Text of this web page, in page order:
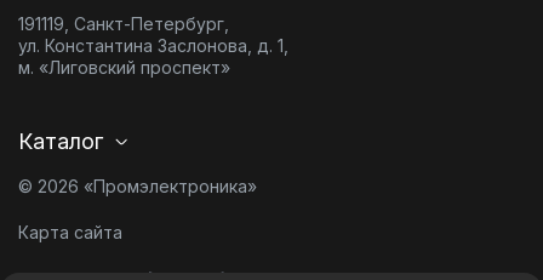
191119, Санкт-Петербург,
ул. Константина Заслонова, д. 1,
м. «Лиговский проспект»
Каталог
© 2026 «Промэлектроника»
Карта сайта